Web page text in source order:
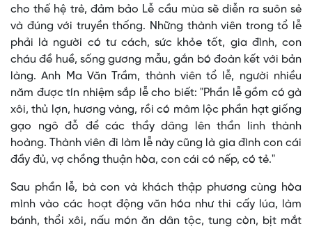
cho thế hệ trẻ, đảm bảo Lễ cầu mùa sẽ diễn ra suôn sẻ
và đúng với truyền thống. Những thành viên trong tổ lễ
phải là người có tư cách, sức khỏe tốt, gia đình, con
cháu đề huề, sống gương mẫu, gắn bó đoàn kết với bản
làng. Anh Ma Văn Trầm, thành viên tổ lễ, người nhiều
năm được tín nhiệm sắp lễ cho biết: "Phần lễ gồm có gà
xôi, thủ lợn, hương vàng, rồi có mâm lộc phần hạt giống
gạo ngô đỗ để các thầy dâng lên thần linh thành
hoàng. Thành viên đi làm lễ này cũng là gia đình con cái
đầy đủ, vợ chồng thuận hòa, con cái có nếp, có tẻ."
Sau phần lễ, bà con và khách thập phương cùng hòa
mình vào các hoạt động văn hóa như thi cấy lúa, làm
bánh, thổi xôi, nấu món ăn dân tộc, tung còn, bịt mắt